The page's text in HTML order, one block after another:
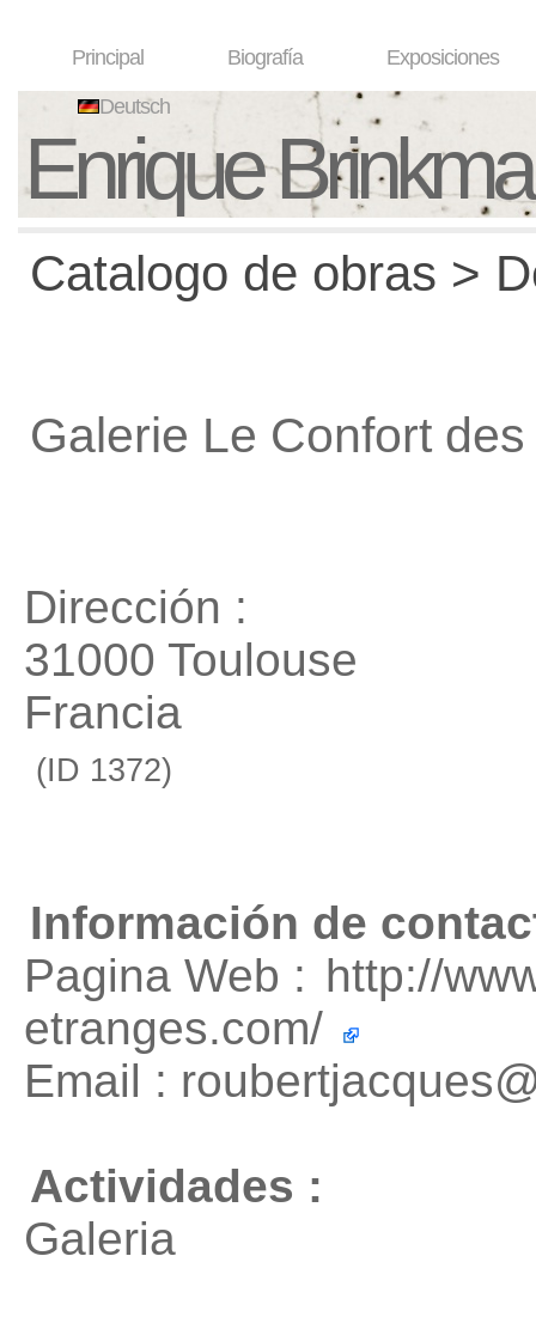
Principal Biografía Exposiciones
Deutsch
Enrique
Catalogo de obras >
Galerie Le Confort
Dirección :
31000 Toulouse
Francia
(ID 1372)
Información de
Pagina Web : http://
etranges.com/
Email :
Actividades :
Galeria